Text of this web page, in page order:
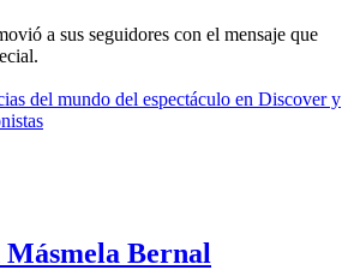
a sus seguidores con el mensaje que
del mundo del espectáculo en Discover y
Bernal